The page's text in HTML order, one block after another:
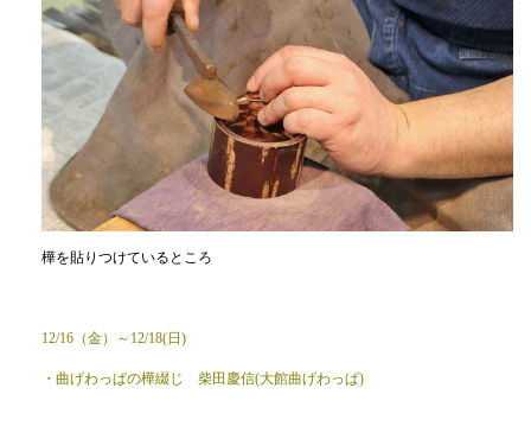
樺を貼りつけているところ
12/16（金）～12/18(日)
・曲げわっぱの樺綴じ 柴田慶信(大館曲げわっぱ)